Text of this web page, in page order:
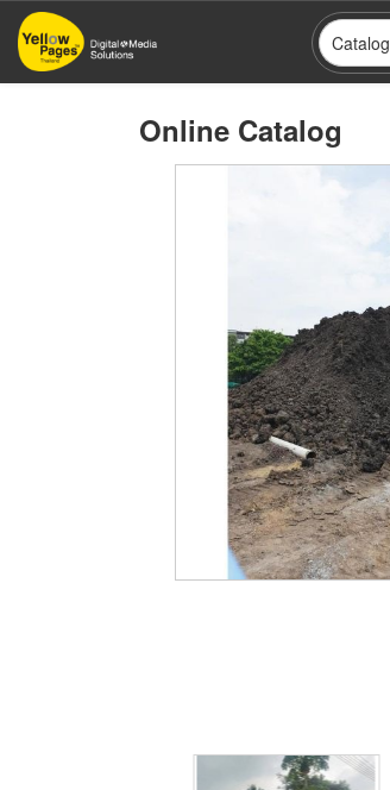
Skip
main
Catalog
Online Catalog